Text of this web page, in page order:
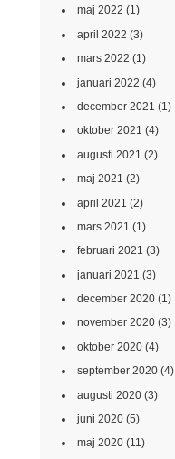
maj 2022 (1)
april 2022 (3)
mars 2022 (1)
januari 2022 (4)
december 2021 (1)
oktober 2021 (4)
augusti 2021 (2)
maj 2021 (2)
april 2021 (2)
mars 2021 (1)
februari 2021 (3)
januari 2021 (3)
december 2020(1)
november 2020(3)
oktober 2020(4)
september 2020(4)
augusti 2020(3)
juni 2020(5)
maj 2020(11)